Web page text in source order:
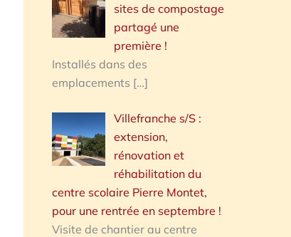
sites de compostage
partagé une
première !
Installés dans des
emplacements […]
Villefranche s/S :
extension,
rénovation et
réhabilitation du
centre scolaire Pierre Montet,
pour une rentrée en septembre !
Visite de chantier au centre